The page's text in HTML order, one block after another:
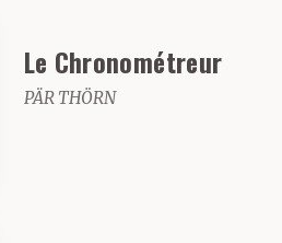
Le Chronométreur
PÄR THÖRN